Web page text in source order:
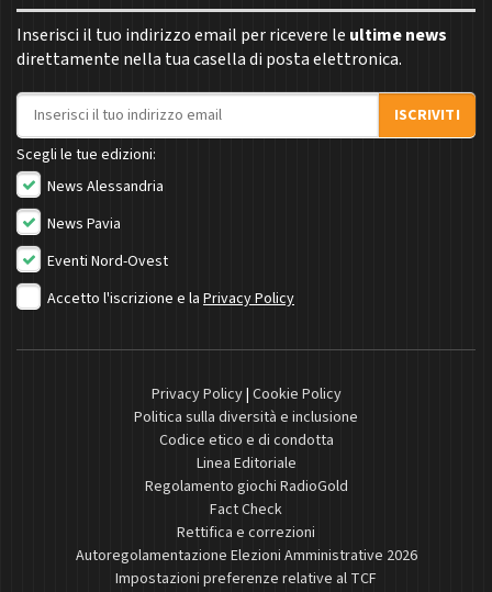
Inserisci il tuo indirizzo email per ricevere le ultime news
direttamente nella tua casella di posta elettronica.
Indirizzo email
ISCRIVITI
Scegli le tue edizioni:
News Alessandria
News Pavia
Eventi Nord-Ovest
Accetto l'iscrizione e la Privacy Policy
Privacy Policy| Cookie Policy
Politica sulla diversità e inclusione
Codice etico e di condotta
Linea Editoriale
Regolamento giochi RadioGold
Fact Check
Rettifica e correzioni
Autoregolamentazione Elezioni Amministrative 2026
Impostazioni preferenze relative al TCF